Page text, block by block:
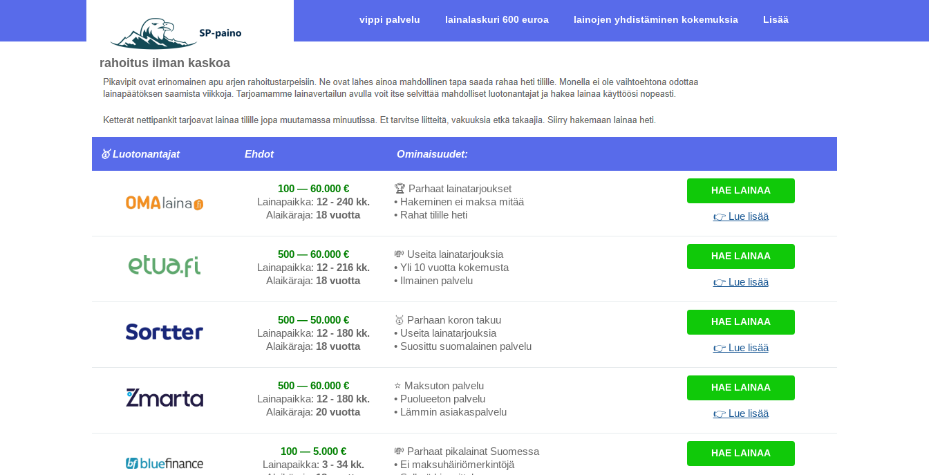
vippi palvelu lainalaskuri 600 euroa lainojen yhdistäminen kokemuksia Lisää
rahoitus ilman kaskoa
🥇 Luotonantajat Ehdot Ominaisuudet:
100 — 60.000 €
Lainapaikka: 12 - 240 kk.
Alaikäraja: 18 vuotta
🏆 Parhaat lainatarjoukset
• Hakeminen ei maksa mitää
• Rahat tilille heti
HAE LAINAA
👉 Lue lisää
500 — 60.000 €
Lainapaikka: 12 - 216 kk.
Alaikäraja: 18 vuotta
💸 Useita lainatarjouksia
• Yli 10 vuotta kokemusta
• Ilmainen palvelu
HAE LAINAA
👉 Lue lisää
500 — 50.000 €
Lainapaikka: 12 - 180 kk.
Alaikäraja: 18 vuotta
🥇 Parhaan koron takuu
• Useita lainatarjouksia
• Suosittu suomalainen palvelu
HAE LAINAA
👉 Lue lisää
500 — 60.000 €
Lainapaikka: 12 - 180 kk.
Alaikäraja: 20 vuotta
⭐ Maksuton palvelu
• Puolueeton palvelu
• Lämmin asiakaspalvelu
HAE LAINAA
👉 Lue lisää
100 — 5.000 €
Lainapaikka: 3 - 34 kk.
💸 Parhaat pikalainat Suomessa
• Ei maksuhäiriömerkintöjä
HAE LAINAA